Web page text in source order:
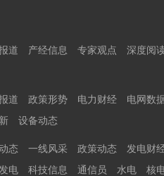
道 产经信息 专家观点 深度阅
道 政策形势 电力财经 电网数
设备动态
态 一线风采 政策动态 发电财
电 科技信息 通信员 水电 核